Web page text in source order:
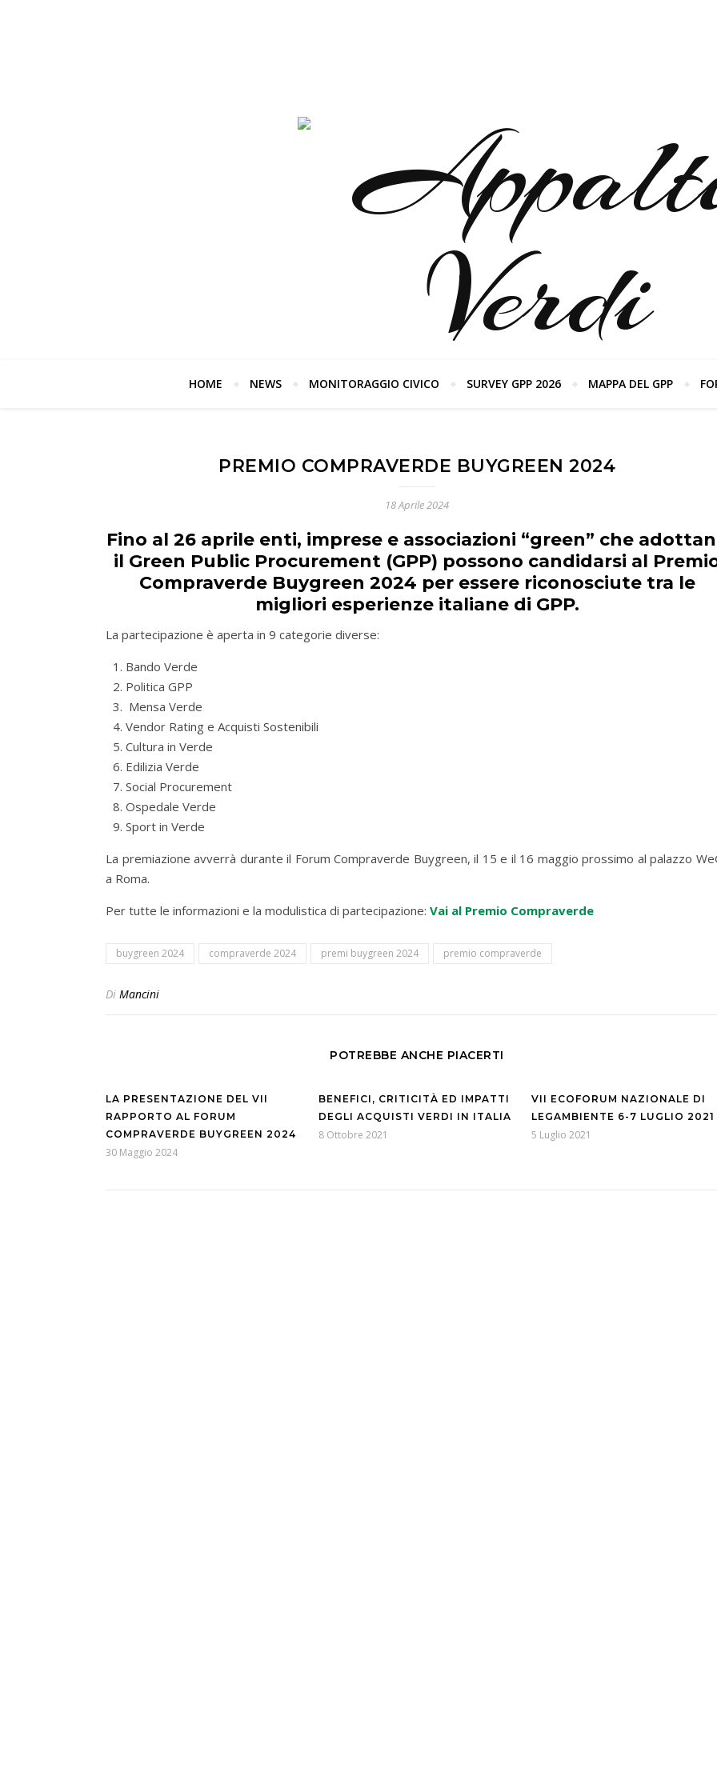
Attività e strumenti per la promozione del Green public
HOME NEWS MONITORAGGIO CIVICO SURVEY GPP 2026 MAPPA DEL GPP
PREMIO COMPRAVERDE BUYGREEN 2024
18 Aprile 2024
Fino al 26 aprile enti, imprese e associazioni “green” che
il Green Public Procurement (GPP) possono candidarsi al
Compraverde Buygreen 2024 per essere riconosciute tra le
migliori esperienze italiane di GPP.
La partecipazione è aperta in 9 categorie diverse:
Bando Verde
Politica GPP
Mensa Verde
Vendor Rating e Acquisti Sostenibili
Cultura in Verde
Edilizia Verde
Social Procurement
Ospedale Verde
Sport in Verde
La premiazione avverrà durante il Forum Compraverde Buygreen, il 15 e il 16 maggio prossimo al palazzo
a Roma.
Per tutte le informazioni e la modulistica di partecipazione: Vai al Premio Compraverde
buygreen 2024 compraverde 2024 premi buygreen 2024 premio compraverde
Di Mancini
POTREBBE ANCHE PIACERTI
LA PRESENTAZIONE DEL VII
RAPPORTO AL FORUM
COMPRAVERDE BUYGREEN 2024
30 Maggio 2024
BENEFICI, CRITICITÀ ED IMPATTI
DEGLI ACQUISTI VERDI IN ITALIA
8 Ottobre 2021
VII ECOFORUM NAZIONALE DI
LEGAMBIENTE 6-7 LUGLIO 2021
5 Luglio 2021